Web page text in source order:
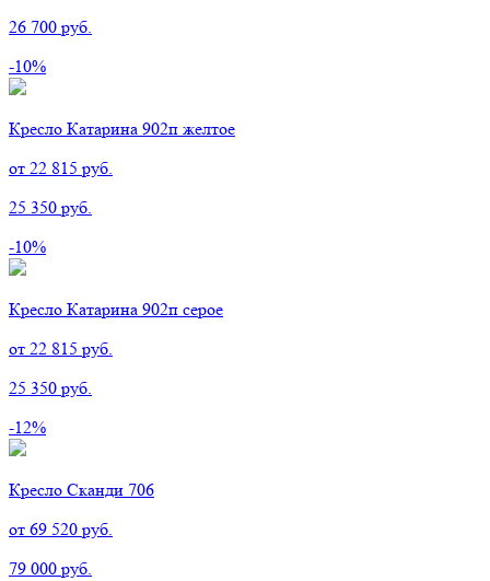
26 700 руб.
-10%
Кресло Катарина 902п желтое
от 22 815 руб.
25 350 руб.
-10%
Кресло Катарина 902п серое
от 22 815 руб.
25 350 руб.
-12%
Кресло Сканди 706
от 69 520 руб.
79 000 руб.